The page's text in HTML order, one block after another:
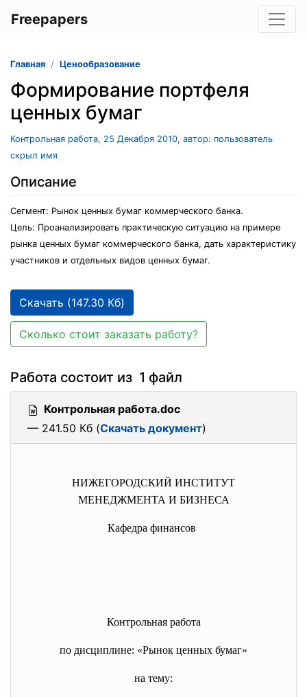
Freepapers
Главная Ценообразование
Формирование портфеля
ценных бумаг
Контрольная работа, 25 Декабря 2010, автор: пользователь
скрыл имя
Описание
Сегмент: Рынок ценных бумаг коммерческого банка.
Цель: Проанализировать практическую ситуацию на примере
рынка ценных бумаг коммерческого банка, дать характеристику
участников и отдельных видов ценных бумаг.
Скачать (147.30 Кб)
Сколько стоит заказать работу?
Работа состоит из 1 файл
Контрольная работа.doc
— 241.50 Кб (Скачать документ)
НИЖЕГОРОДСКИЙ ИНСТИТУТ
МЕНЕДЖМЕНТА И БИЗНЕСА
Кафедра финансов
Контрольная работа
по дисциплине: «Рынок ценных бумаг»
на тему: